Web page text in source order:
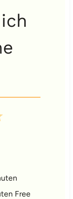
5
a
Free